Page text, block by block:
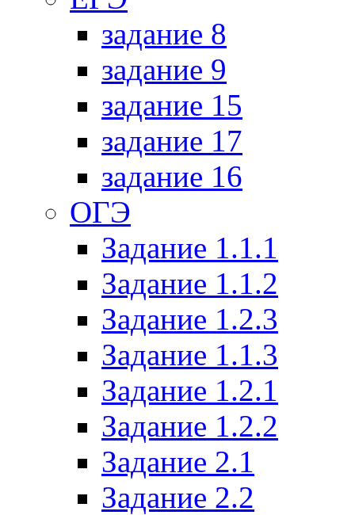
задание 8
задание 9
задание 15
задание 17
задание 16
ОГЭ
Задание 1.1.1
Задание 1.1.2
Задание 1.2.3
Задание 1.1.3
Задание 1.2.1
Задание 1.2.2
Задание 2.1
Задание 2.2